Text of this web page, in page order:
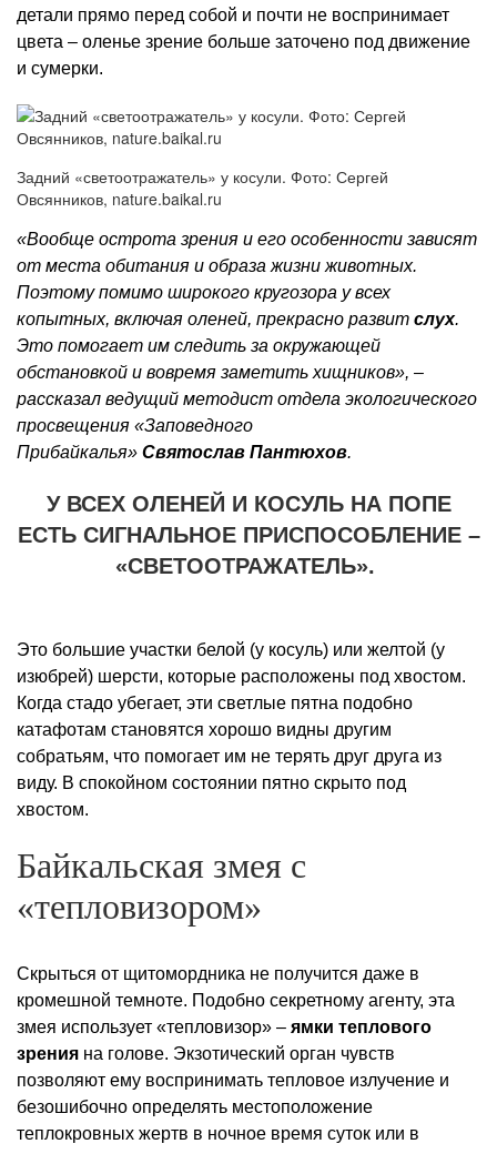
детали прямо перед собой и почти не воспринимает
цвета – оленье зрение больше заточено под движение
и сумерки.
Задний «светоотражатель» у косули. Фото: Сергей
Овсянников, nature.baikal.ru
«Вообще острота зрения и его особенности зависят
от места обитания и образа жизни животных.
Поэтому помимо широкого кругозора у всех
копытных, включая оленей, прекрасно развит слух.
Это помогает им следить за окружающей
обстановкой и вовремя заметить хищников», –
рассказал ведущий методист отдела экологического
просвещения «Заповедного
Прибайкалья» Святослав Пантюхов.
У ВСЕХ ОЛЕНЕЙ И КОСУЛЬ НА ПОПЕ
ЕСТЬ СИГНАЛЬНОЕ ПРИСПОСОБЛЕНИЕ –
«СВЕТООТРАЖАТЕЛЬ».
Это большие участки белой (у косуль) или желтой (у
изюбрей) шерсти, которые расположены под хвостом.
Когда стадо убегает, эти светлые пятна подобно
катафотам становятся хорошо видны другим
собратьям, что помогает им не терять друг друга из
виду. В спокойном состоянии пятно скрыто под
хвостом.
Байкальская змея с
«тепловизором»
Скрыться от щитомордника не получится даже в
кромешной темноте. Подобно секретному агенту, эта
змея использует «тепловизор» – ямки теплового
зрения на голове. Экзотический орган чувств
позволяют ему воспринимать тепловое излучение и
безошибочно определять местоположение
теплокровных жертв в ночное время суток или в